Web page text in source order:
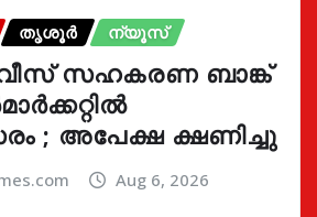
തൃശൂർ ന്യൂസ്
സഹകരണ ബാങ്ക്
; അപേക്ഷ ക്ഷണിച്ചു
Aug 6, 2026